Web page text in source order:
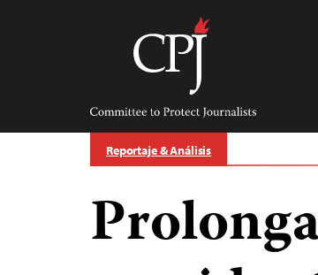
Committee
Protect
Journalists
Reportaje & Análisis